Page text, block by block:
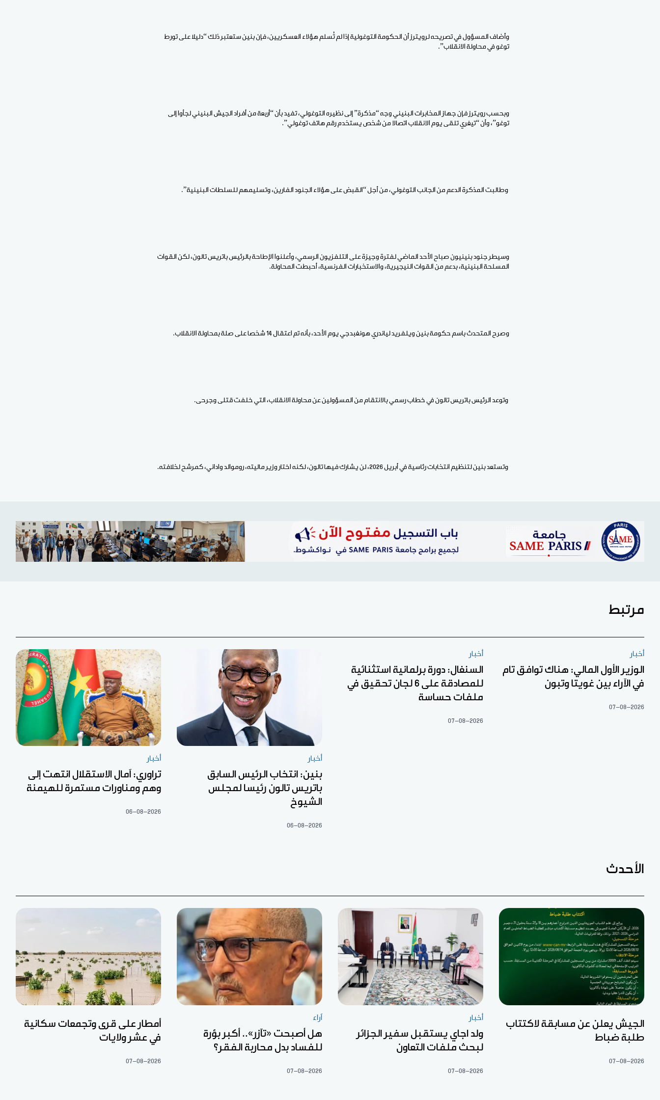
وأضاف المسؤول في تصريحه لرويترز أن الحكومة التوغولية إذا لم تُسلم هؤلاء العسكريين، فإن بنين ستعتبر ذلك “دليلا على تورط
توغو في محاولة الانقلاب”.
وبحسب رويترز فإن جهاز المخابرات البنيني وجه “مذكرة” إلى نظيره التوغولي، تفيد بأن “أربعة من أفراد الجيش البنيني لجأوا إلى
توغو”، وأن “تيغري تلقى يوم الانقلاب اتصالا من شخص يستخدم رقم هاتف توغولي”.
وطالبت المذكرة الدعم من الجانب التوغولي، من أجل “القبض على هؤلاء الجنود الفارين، وتسليمهم للسلطات البنينية”.
وسيطر جنود بنينيون صباح الأحد الماضي لفترة وجيزة على التلفزيون الرسمي، وأعلنوا الإطاحة بالرئيس باتريس تالون، لكن القوات
المسلحة البنينية، بدعم من القوات النيجيرية، والاستخبارات الفرنسية، أحبطت المحاولة.
وصرح المتحدث باسم حكومة بنين ويلفريد لياندري هونغبدجي يوم الأحد، بأنه تم اعتقال 14 شخصا على صلة بمحاولة الانقلاب.
وتوعد الرئيس باتريس تالون في خطاب رسمي بالانتقام من المسؤولين عن محاولة الانقلاب، التي خلفت قتلى وجرحى.
وتستعد بنين لتنظيم انتخابات رئاسية في أبريل 2026، لن يشارك فيها تالون، لكنه اختار وزير ماليته، روموالد واداني، كمرشح لخلافته.
مرتبط
أخبار
الوزير الأول المالي: هناك توافق تام
في الآراء بين غويتا وتبون
07-08-2026
أخبار
السنغال: دورة برلمانية استثنائية
للمصادقة على 6 لجان تحقيق في
ملفات حساسة
07-08-2026
أخبار
بنين: انتخاب الرئيس السابق
باتريس تالون رئيسا لمجلس
الشيوخ
06-08-2026
أخبار
تراوري: آمال الاستقلال انتهت إلى
وهم ومناورات مستمرة للهيمنة
06-08-2026
الأحدث
الجيش يعلن عن مسابقة لاكتتاب
طلبة ضباط
07-08-2026
أخبار
ولد اجاي يستقبل سفير الجزائر
لبحث ملفات التعاون
07-08-2026
آراء
هل أصبحت «تآزر».. أكبر بؤرة
للفساد بدل محاربة الفقر؟
07-08-2026
أمطار على قرى وتجمعات سكانية
في عشر ولايات
07-08-2026